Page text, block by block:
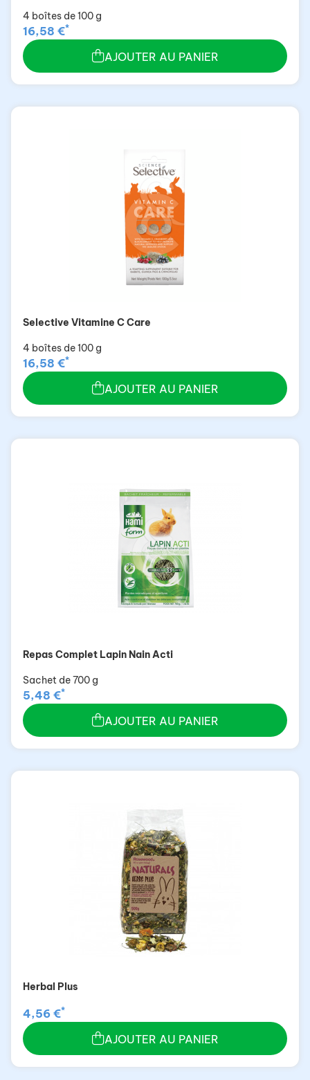
4 boîtes de 100 g
16,58 €*
AJOUTER AU PANIER
Selective Vitamine C Care
4 boîtes de 100 g
16,58 €*
AJOUTER AU PANIER
Repas Complet Lapin Nain Acti
Sachet de 700 g
5,48 €*
AJOUTER AU PANIER
Herbal Plus
4,56 €*
AJOUTER AU PANIER